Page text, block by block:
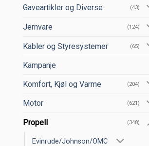
Gaveartikler og Diverse (43)
Jernvare (124)
Kabler og Styresystemer (65)
Kampanje
Komfort, Kjøl og Varme (204)
Motor (621)
Propell (348)
Evinrude/Johnson/OMC